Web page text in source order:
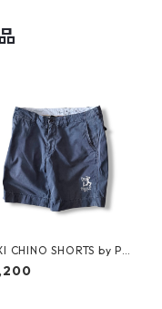
CHINO SHORTS by Pol
Lauren